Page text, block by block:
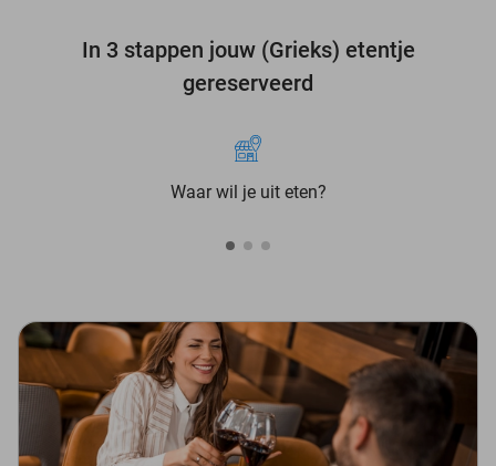
In 3 stappen jouw (Grieks) etentje
gereserveerd
Waar wil je uit eten?